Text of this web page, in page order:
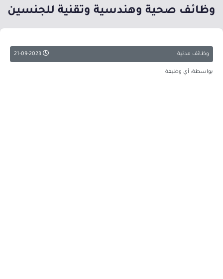
وظائف صحية وهندسية وتقنية للجنسين
وظائف مدنية
بواسطة: أي وظيفة